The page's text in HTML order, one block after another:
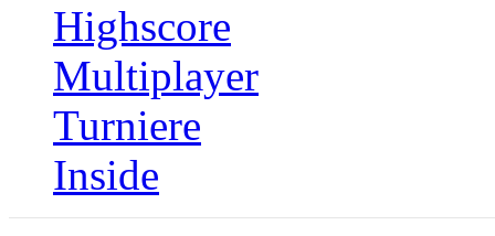
Highscore
Multiplayer
Turniere
Inside